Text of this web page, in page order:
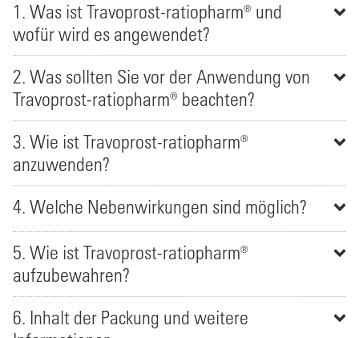
1. Was ist Travoprost-ratiopharm® und
wofür wird es angewendet?
2. Was sollten Sie vor der Anwendung von
Travoprost-ratiopharm® beachten?
3. Wie ist Travoprost-ratiopharm®
anzuwenden?
4. Welche Nebenwirkungen sind möglich?
5. Wie ist Travoprost-ratiopharm®
aufzubewahren?
6. Inhalt der Packung und weitere